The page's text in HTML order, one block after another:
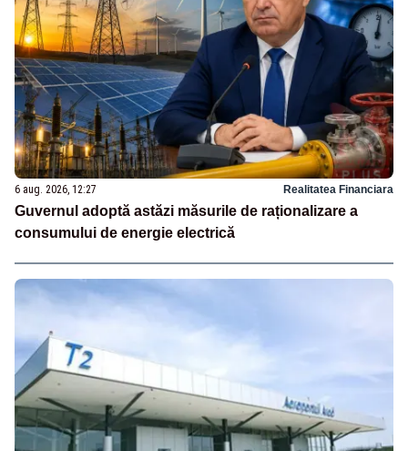
6 aug. 2026, 12:27 Realitatea Financiara
Guvernul adoptă astăzi măsurile de raționalizare a
consumului de energie electrică